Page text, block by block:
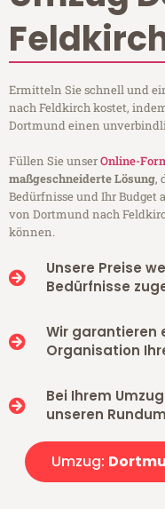
Ermitteln Sie schnell und
nach Feldkirch kostet,
Dortmund einen
Füllen Sie unserOnline-
maßgeschneiderte Lösung,
Bedürfnisse und Ihr Budget
von Dortmund nach
können.
Unsere Preise
Bedürfnisse
Wir garantieren
Organisation
Bei Ihrem
unseren
Umzug: